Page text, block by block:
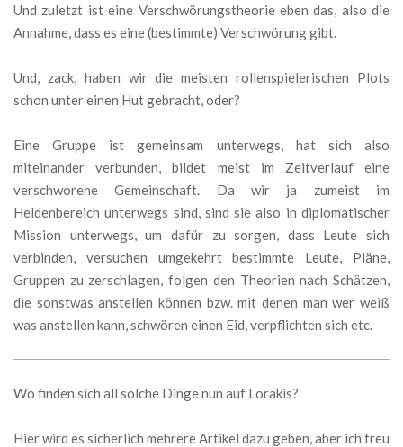
Und zuletzt ist eine Verschwörungstheorie eben das, also die
Annahme, dass es eine (bestimmte) Verschwörung gibt.
Und, zack, haben wir die meisten rollenspielerischen Plots
schon unter einen Hut gebracht, oder?
Eine Gruppe ist gemeinsam unterwegs, hat sich also
miteinander verbunden, bildet meist im Zeitverlauf eine
verschworene Gemeinschaft. Da wir ja zumeist im
Heldenbereich unterwegs sind, sind sie also in diplomatischer
Mission unterwegs, um dafür zu sorgen, dass Leute sich
verbinden, versuchen umgekehrt bestimmte Leute, Pläne,
Gruppen zu zerschlagen, folgen den Theorien nach Schätzen,
die sonstwas anstellen können bzw. mit denen man wer weiß
was anstellen kann, schwören einen Eid, verpflichten sich etc.
Wo finden sich all solche Dinge nun auf Lorakis?
Hier wird es sicherlich mehrere Artikel dazu geben, aber ich freu